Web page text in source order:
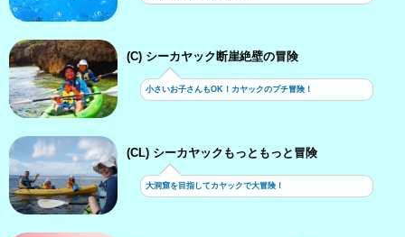
(C) シーカヤック断崖絶壁の冒険
小さいお子さんもOK！カヤックのプチ冒険！
(CL) シーカヤックもっともっと冒険
大洞窟を目指してカヤックで大冒険！